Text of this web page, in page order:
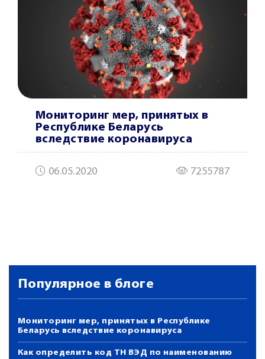
Мониторинг мер, принятых в
Республике Беларусь
вследствие коронавируса
06.05.2020 7255787
Популярное в блоге
Мониторинг мер, принятых в Республике
Беларусь вследствие коронавируса
Как определить код ТН ВЭД по наименованию